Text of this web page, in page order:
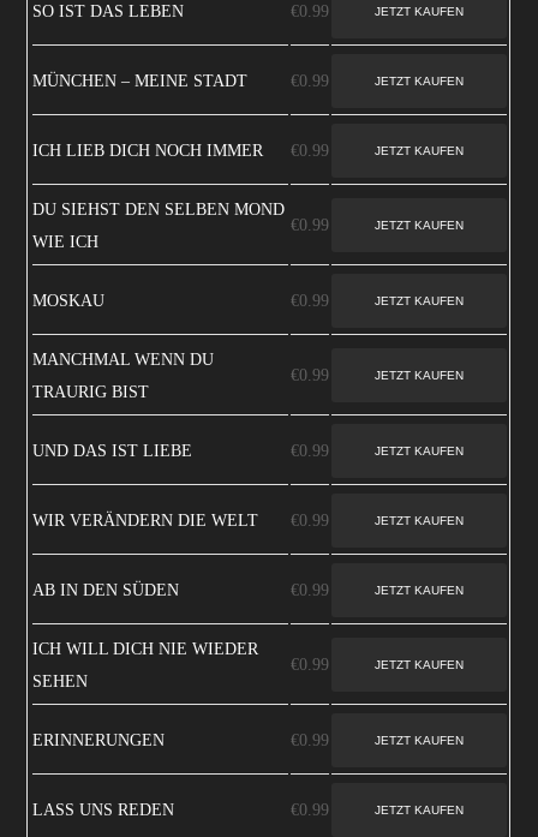
SO IST DAS LEBEN €0.99
MÜNCHEN – MEINE STADT €0.99
ICH LIEB DICH NOCH IMMER €0.99
DU SIEHST DEN SELBEN MOND
WIE ICH
€0.99
MOSKAU €0.99
MANCHMAL WENN DU
TRAURIG BIST
€0.99
UND DAS IST LIEBE €0.99
WIR VERÄNDERN DIE WELT €0.99
AB IN DEN SÜDEN €0.99
ICH WILL DICH NIE WIEDER
SEHEN
€0.99
ERINNERUNGEN €0.99
LASS UNS REDEN €0.99